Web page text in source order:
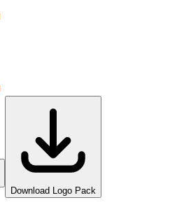
Download Logo Pack